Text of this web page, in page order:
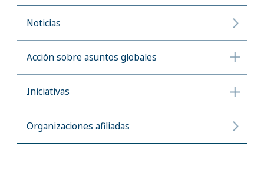
Noticias
Acción sobre asuntos globales
Iniciativas
Organizaciones afiliadas